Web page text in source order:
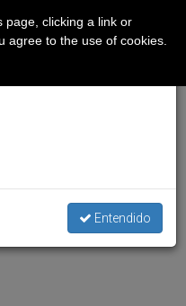
Entendido
page, clicking a link or
agree to the use of cookies.